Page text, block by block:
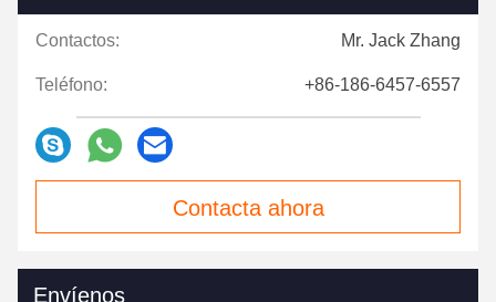
Contactos: Mr. Jack Zhang
Teléfono: +86-186-6457-6557
Contacta ahora
Envíenos